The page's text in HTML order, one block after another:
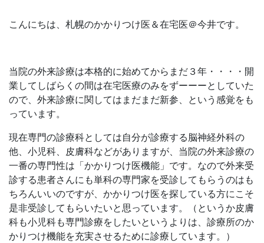
こんにちは、札幌のかかりつけ医＆在宅医＠今井です。
当院の外来診療は本格的に始めてからまだ３年・・・・開
業してしばらくの間は在宅医療のみをずーーーとしていた
ので、外来診療に関してはまだまだ新参、という感覚をも
っています。
現在専門の診療科としては自分が診療する脳神経外科の
他、小児科、皮膚科などがありますが、当院の外来診療の
一番の専門性は「かかりつけ医機能」です。なので外来受
診する患者さんにも単科の専門家を受診してもらうのはも
ちろんいいのですが、かかりつけ医を探している方にこそ
是非受診してもらいたいと思っています。（というか皮膚
科も小児科も専門診療をしたいというよりは、診療所のか
かりつけ機能を充実させるために診療しています。）